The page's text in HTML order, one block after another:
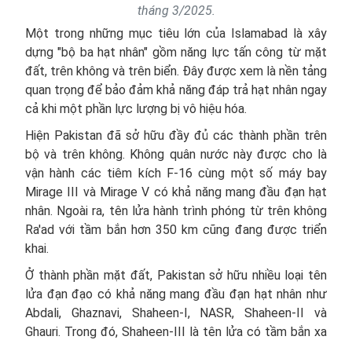
tháng 3/2025.
Một trong những mục tiêu lớn của Islamabad là xây
dựng "bộ ba hạt nhân" gồm năng lực tấn công từ mặt
đất, trên không và trên biển. Đây được xem là nền tảng
quan trọng để bảo đảm khả năng đáp trả hạt nhân ngay
cả khi một phần lực lượng bị vô hiệu hóa.
Hiện Pakistan đã sở hữu đầy đủ các thành phần trên
bộ và trên không. Không quân nước này được cho là
vận hành các tiêm kích F-16 cùng một số máy bay
Mirage III và Mirage V có khả năng mang đầu đạn hạt
nhân. Ngoài ra, tên lửa hành trình phóng từ trên không
Ra'ad với tầm bắn hơn 350 km cũng đang được triển
khai.
Ở thành phần mặt đất, Pakistan sở hữu nhiều loại tên
lửa đạn đạo có khả năng mang đầu đạn hạt nhân như
Abdali, Ghaznavi, Shaheen-I, NASR, Shaheen-II và
Ghauri. Trong đó, Shaheen-III là tên lửa có tầm bắn xa